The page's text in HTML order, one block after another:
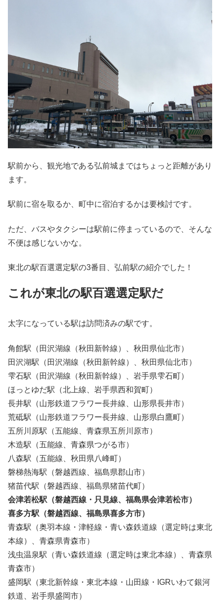
駅前から、観光地である弘前城まではちょっと距離があり
ます。
駅前に宿を取るか、町中に宿泊するかは要検討です。
ただ、バスやタクシーは駅前に停まっているので、そんな
不便は感じないかな。
東北の駅百選選定駅の3番目、弘前駅の紹介でした！
これが東北の駅百選選定駅だ
太字になっている駅は訪問済みの駅です。
角館駅（田沢湖線（秋田新幹線）、秋田県仙北市）
田沢湖駅（田沢湖線（秋田新幹線）、秋田県仙北市）
雫石駅（田沢湖線（秋田新幹線）、岩手県雫石町）
ほっとゆだ駅（北上線、岩手県西和賀町）
長井駅（山形鉄道フラワー長井線、山形県長井市）
荒砥駅（山形鉄道フラワー長井線、山形県白鷹町）
五所川原駅（五能線、青森県五所川原市）
木造駅（五能線、青森県つがる市）
八森駅（五能線、秋田県八峰町）
磐梯熱海駅（磐越西線、福島県郡山市）
猪苗代駅（磐越西線、福島県猪苗代町）
会津若松駅（磐越西線・只見線、福島県会津若松市）
喜多方駅（磐越西線、福島県喜多方市）
青森駅（奥羽本線・津軽線・青い森鉄道線（選定時は東北
本線）、青森県青森市）
浅虫温泉駅（青い森鉄道線（選定時は東北本線）、青森県
青森市）
盛岡駅（東北新幹線・東北本線・山田線・IGRいわて銀河
鉄道、岩手県盛岡市）